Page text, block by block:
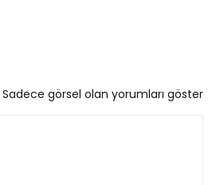
Sadece görsel olan yorumları göster